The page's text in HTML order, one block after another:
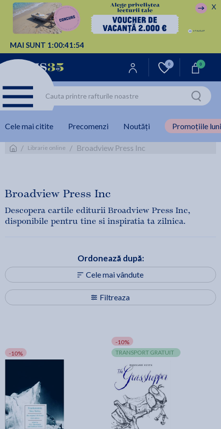
MAI SUNT 1:00:41:53
X
0 0
Cele mai citite Precomenzi Noutăți Promoțiile
/ Librarie online / Broadview Press Inc
Broadview Press Inc
Descopera cartile editurii Broadview Press Inc,
disponibile pentru tine si inspiratia ta zilnica.
Filtreaza
Ordonează după:
Cele mai vândute
-10%
-10%
TRANSPORT GRATUIT